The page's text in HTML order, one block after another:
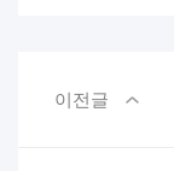
이전글